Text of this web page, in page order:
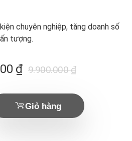
chuyên nghiệp, tăng doanh số
tượng.
9.900.000₫
Giá
là:
₫.
₫
Giỏ hàng